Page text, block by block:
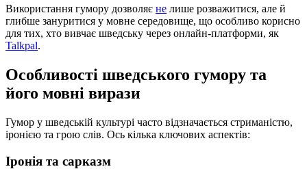
Використання гумору дозволяє не лише розважитися, але й
глибше зануритися у мовне середовище, що особливо корисно
для тих, хто вивчає шведську через онлайн-платформи, як
Talkpal.
Особливості шведського гумору та
його мовні вирази
Гумор у шведській культурі часто відзначається стриманістю,
іронією та грою слів. Ось кілька ключових аспектів:
Іронія та сарказм